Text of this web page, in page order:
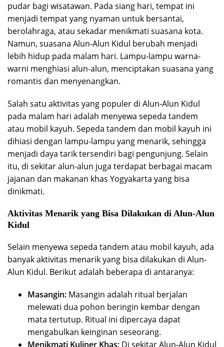
pudar bagi wisatawan. Pada siang hari, tempat ini
menjadi tempat yang nyaman untuk bersantai,
berolahraga, atau sekadar menikmati suasana kota.
Namun, suasana Alun-Alun Kidul berubah menjadi
lebih hidup pada malam hari. Lampu-lampu warna-
warni menghiasi alun-alun, menciptakan suasana yang
romantis dan menyenangkan.
Salah satu aktivitas yang populer di Alun-Alun Kidul
pada malam hari adalah menyewa sepeda tandem
atau mobil kayuh. Sepeda tandem dan mobil kayuh ini
dihiasi dengan lampu-lampu yang menarik, sehingga
menjadi daya tarik tersendiri bagi pengunjung. Selain
itu, di sekitar alun-alun juga terdapat berbagai macam
jajanan dan makanan khas Yogyakarta yang bisa
dinikmati.
Aktivitas Menarik yang Bisa Dilakukan di Alun-Alun
Kidul
Selain menyewa sepeda tandem atau mobil kayuh, ada
banyak aktivitas menarik yang bisa dilakukan di Alun-
Alun Kidul. Berikut adalah beberapa di antaranya:
Masangin: Masangin adalah ritual berjalan
melewati dua pohon beringin kembar dengan
mata tertutup. Ritual ini dipercaya dapat
mengabulkan keinginan seseorang.
Menikmati Kuliner Khas: Di sekitar Alun-Alun Kidul